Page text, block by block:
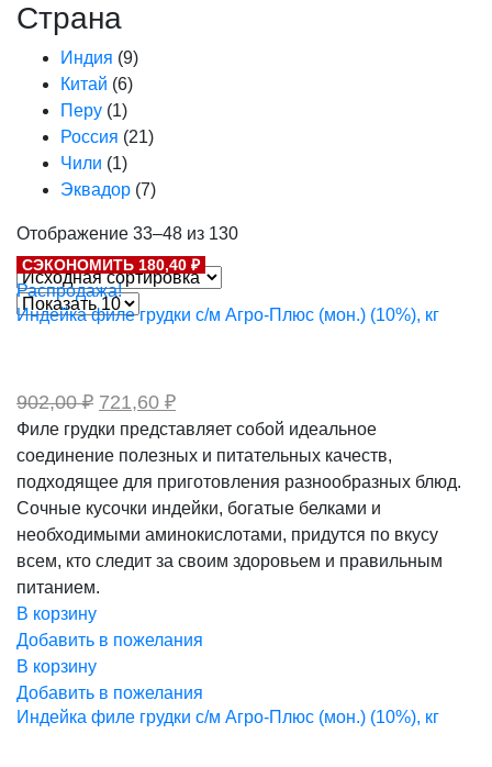
Страна
Индия (9)
Китай (6)
Перу (1)
Россия (21)
Чили (1)
Эквадор (7)
Отображение 33–48 из 130
СЭКОНОМИТЬ 180,40 ₽
Распродажа!
Индейка филе грудки с/м Агро-Плюс (мон.) (10%), кг
902,00₽ Первоначальная
составляла
902,00 ₽.
721,60 ₽Текущая
721,60 ₽.
Филе грудки представляет собой идеальное
соединение полезных и питательных качеств,
подходящее для приготовления разнообразных блюд.
Сочные кусочки индейки, богатые белками и
необходимыми аминокислотами, придутся по вкусу
всем, кто следит за своим здоровьем и правильным
питанием.
В корзину
Добавить в пожелания
В корзину
Добавить в пожелания
Индейка филе грудки с/м Агро-Плюс (мон.) (10%), кг